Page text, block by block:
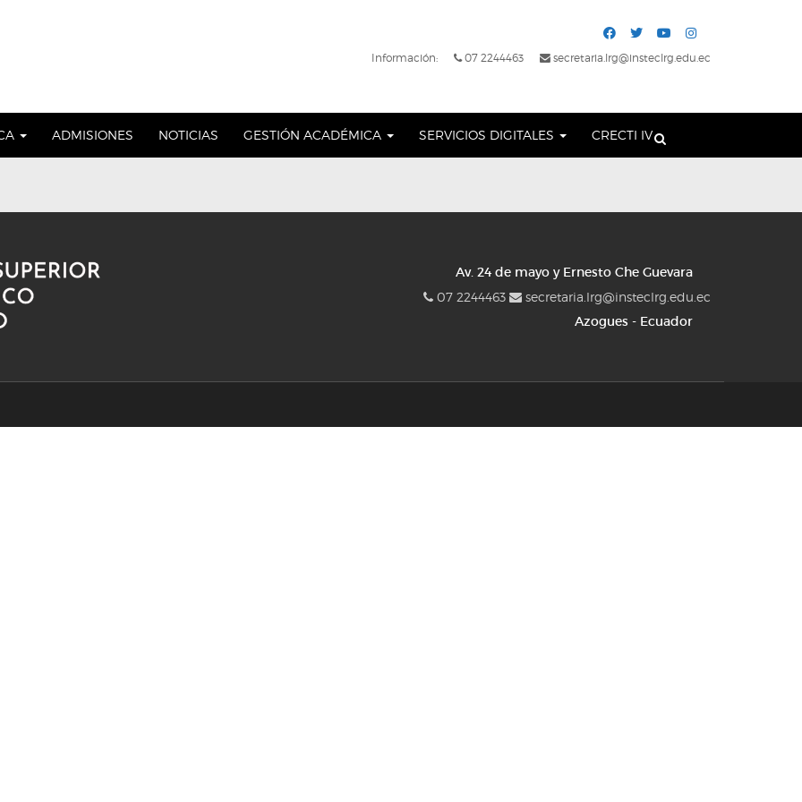
Información: 07 2244463 secretaria.lrg@insteclrg.edu.ec
ADMISIONES NOTICIAS GESTIÓN ACADÉMICA SERVICIOS DIGITALES CRECTI IV
Av. 24 de mayo y Ernesto Che Guevara
07 2244463 secretaria.lrg@insteclrg.edu.ec
Azogues - Ecuador